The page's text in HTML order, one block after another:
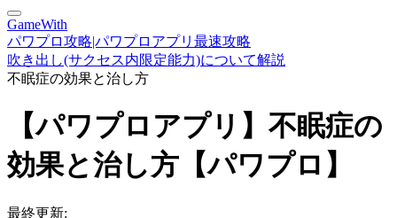
GameWith
パワプロ攻略|パワプロアプリ最速攻略
吹き出し(サクセス内限定能力)について解説
不眠症の効果と治し方
【パワプロアプリ】不眠症の
効果と治し方【パワプロ】
最終更新: